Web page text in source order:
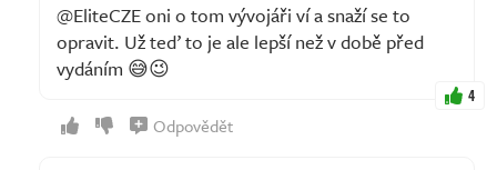
@EliteCZE oni o tom vývojáři ví a snaží se to
opravit. Už teď to je ale lepší než v době před
vydáním 😅😉
4
Odpovědět